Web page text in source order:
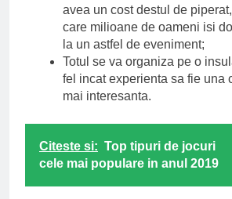
avea un cost destul de
care milioane de oameni isi
la un astfel de eveniment;
Totul se va organiza pe o
fel incat experienta sa fie una
mai interesanta.
Citeste si: Top tipuri de jocuri
cele mai populare in anul 2019